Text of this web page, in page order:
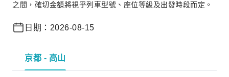
之間，確切金額將視乎列車型號、座位等級及出發時段而定。
日期：2026-08-15
京都 - 高山